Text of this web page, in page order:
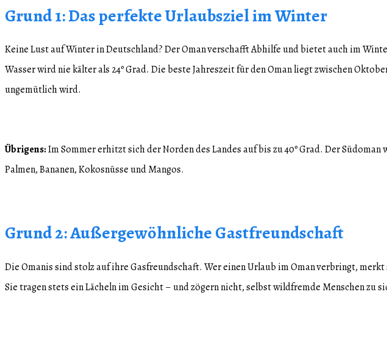
Grund 1: Das perfekte Urlaubsziel im Winter
Keine Lust auf Winter in Deutschland? Der Oman verschafft Abhilfe und bietet auch im
Wasser wird nie kälter als 24º Grad. Die beste Jahreszeit für den Oman liegt zwischen
ungemütlich wird.
Übrigens:Im Sommer erhitzt sich der Norden des Landes auf bis zu 40º Grad. Der
Palmen, Bananen, Kokosnüsse und Mangos.
Grund 2: Außergewöhnliche Gastfreundschaft
Die Omanis sind stolz auf ihre Gasfreundschaft. Wer einen Urlaub im Oman verbringt,
Sie tragen stets ein Lächeln im Gesicht – und zögern nicht, selbst wildfremde Menschen zu